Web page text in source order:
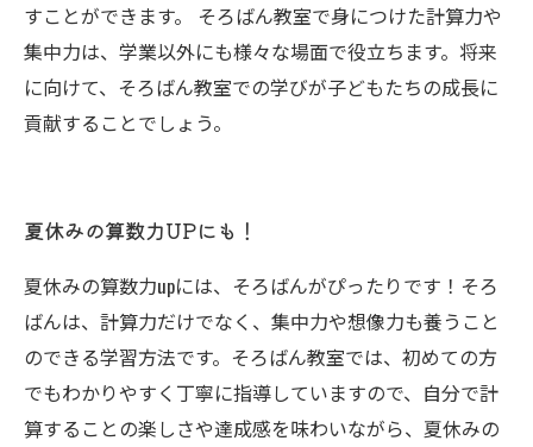
すことができます。 そろばん教室で身につけた計算力や
集中力は、学業以外にも様々な場面で役立ちます。将来
に向けて、そろばん教室での学びが子どもたちの成長に
貢献することでしょう。
夏休みの算数力UPにも！
夏休みの算数力upには、そろばんがぴったりです！そろ
ばんは、計算力だけでなく、集中力や想像力も養うこと
のできる学習方法です。そろばん教室では、初めての方
でもわかりやすく丁寧に指導していますので、自分で計
算することの楽しさや達成感を味わいながら、夏休みの